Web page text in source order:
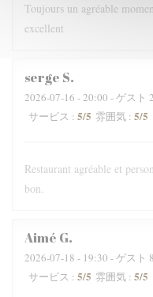
Toujours un agréable
excellent
serge S
2026-07-16 - 20:00 - ゲスト 2
サービス : 5/5 雰囲気 : 5/5
Restaurant agréable et
bon.
Aimé G
2026-07-18 - 19:30 - ゲスト 8
サービス : 5/5 雰囲気 : 5/5